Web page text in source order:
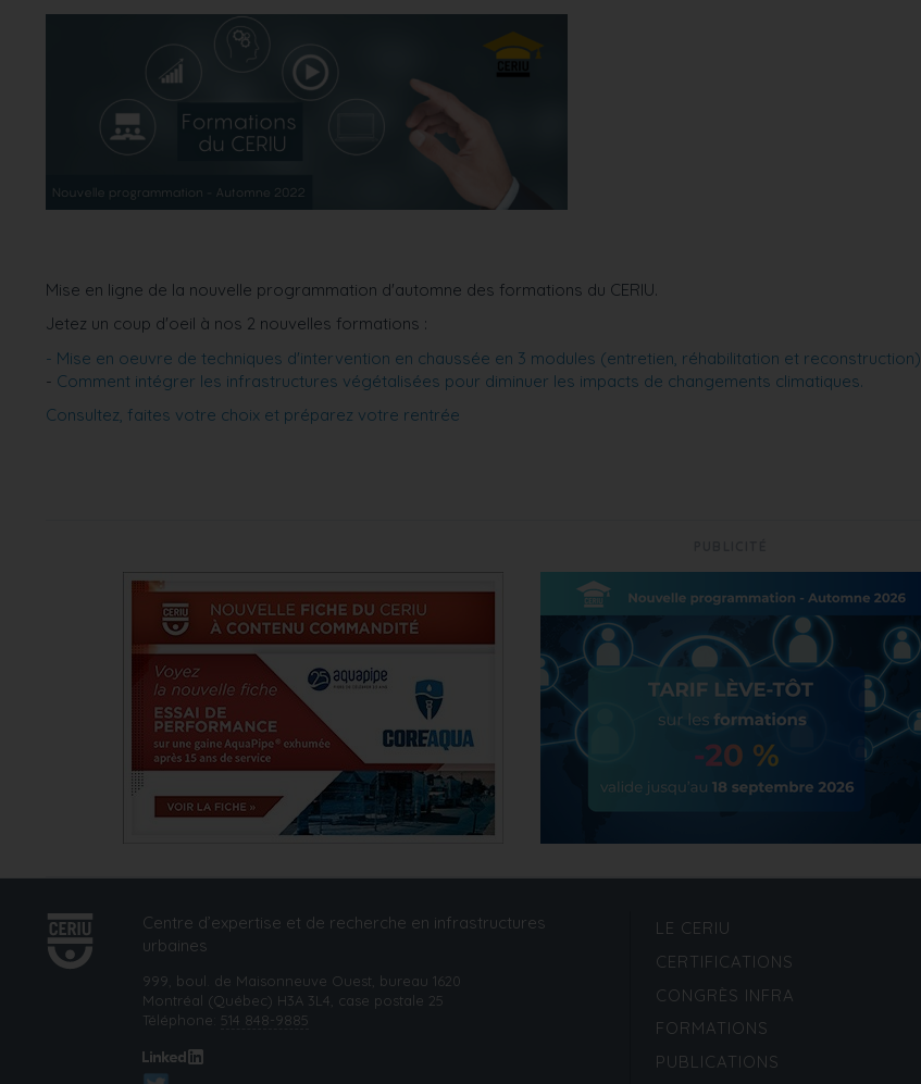
Mise en ligne de la nouvelle programmation d'automne des formations du CERIU.
Jetez un coup d'oeil à nos 2 nouvelles formations :
- Mise en oeuvre de techniques d'intervention en chaussée en 3 modules (entretien, réhabilitation et reconstruction)
- Comment intégrer les infrastructures végétalisées pour diminuer les impacts de changements climatiques.
Consultez, faites votre choix et préparez votre rentrée
Centre d’expertise et de recherche en infrastructures
urbaines
999, boul. de Maisonneuve Ouest, bureau 1620
Montréal (Québec) H3A 3L4, case postale 25
Téléphone: 514 848-9885
LE CERIU
CERTIFICATIONS
CONGRÈS INFRA
FORMATIONS
PUBLICATIONS